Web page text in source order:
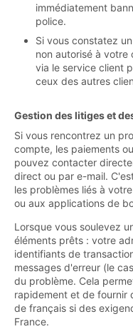
immédiatement
police.
Si vous constatez
non autorisé à
via le service client
ceux des autres
Gestion des litiges et
Si vous rencontrez un
compte, les paiements
pouvez contacter
direct ou par e-mail.
les problèmes liés à
ou aux applications de
Lorsque vous soulevez
éléments prêts : votre
identifiants de
messages d'erreur (le
du problème. Cela
rapidement et de fournir
de français si des
France.